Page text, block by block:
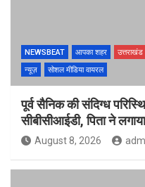
NEWSBEAT आपका शहर उत्तराखंड
न्यूज़
सोशल मीडिया वायरल
पूर्व सैनिक की संदिग्ध
सीबीसीआईडी, पिता ने
August 8, 2026